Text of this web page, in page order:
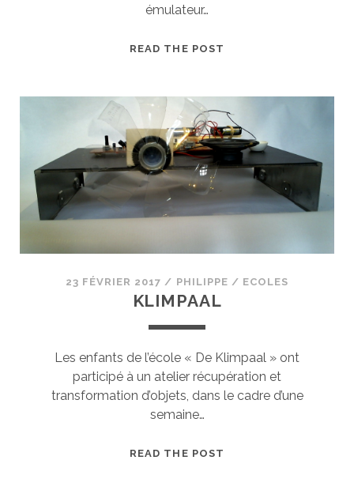
émulateur…
READ THE POST
23 FÉVRIER 2017 / PHILIPPE / ECOLES
KLIMPAAL
Les enfants de l’école « De Klimpaal » ont
participé à un atelier récupération et
transformation d’objets, dans le cadre d’une
semaine…
READ THE POST